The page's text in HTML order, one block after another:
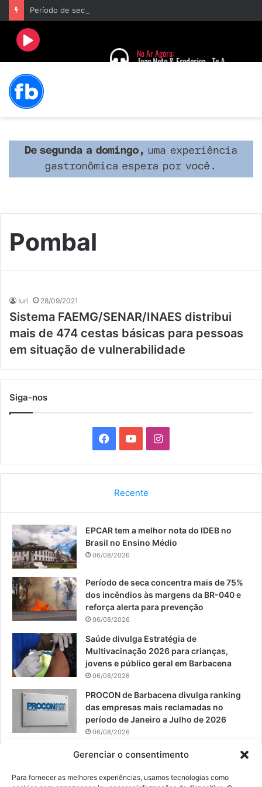
Gerenciar o consentimento
Para fornecer as melhores experiências, usamos tecnologias como
Pombal
Iuri 28/09/2021
Sistema FAEMG/SENAR/INAES distribui
mais de 474 cestas básicas para pessoas
em situação de vulnerabilidade
Siga-nos
a
b
o
o
k
o
u
e
I
n
a
r
a
Recente
EPCAR tem a melhor nota do IDEB no
Brasil no Ensino Médio
06/08/2026
Período de seca concentra mais de 75%
dos incêndios às margens da BR-040 e
reforça alerta para prevenção
06/08/2026
Saúde divulga Estratégia de
Multivacinação 2026 para crianças,
jovens e público geral em Barbacena
06/08/2026
PROCON de Barbacena divulga ranking
das empresas mais reclamadas no
período de Janeiro a Julho de 2026
06/08/2026
Prefeitura convoca organizações de
Resíduos Sólidos